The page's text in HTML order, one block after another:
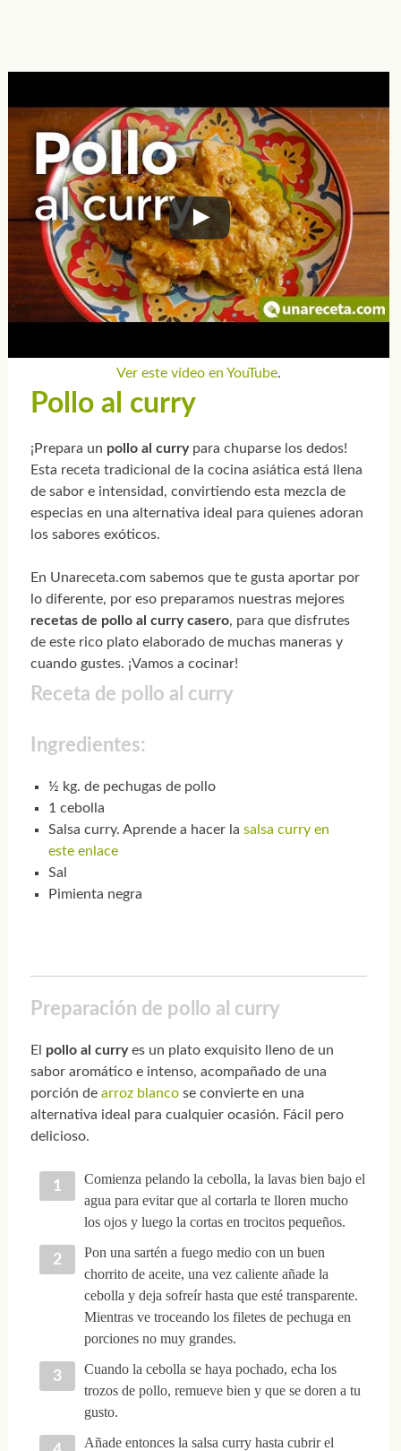
Ver este vídeo en YouTube.
Pollo al curry
¡Prepara un pollo al currypara chuparse los dedos!
Esta receta tradicional de la cocina asiática está llena
de sabor e intensidad, convirtiendo esta mezcla de
especias en una alternativa ideal para quienes adoran
los sabores exóticos.
En Unareceta.com sabemos que te gusta aportar por
lo diferente, por eso preparamos nuestras mejores
recetas de pollo al curry casero, para que disfrutes
de este rico plato elaborado de muchas maneras y
cuando gustes. ¡Vamos a cocinar!
Receta de pollo al curry
Ingredientes:
½ kg. de pechugas de pollo
1 cebolla
Salsa curry. Aprende a hacer la salsa curry en
este enlace
Sal
Pimienta negra
Preparación de pollo al curry
El pollo al curryes un plato exquisito lleno de un
sabor aromático e intenso, acompañado de una
porción de arroz blancose convierte en una
alternativa ideal para cualquier ocasión. Fácil pero
delicioso.
Comienza pelando la cebolla, la lavas bien bajo el
agua para evitar que al cortarla te lloren mucho
los ojos y luego la cortas en trocitos pequeños.
Pon una sartén a fuego medio con un buen
chorrito de aceite, una vez caliente añade la
cebolla y deja sofreír hasta que esté transparente.
Mientras ve troceando los filetes de pechuga en
porciones no muy grandes.
Cuando la cebolla se haya pochado, echa los
trozos de pollo, remueve bien y que se doren a tu
gusto.
Añade entonces la salsa curry hasta cubrir el